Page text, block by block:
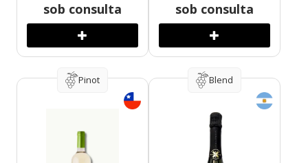
sob consulta sob consulta
Pinot Blend